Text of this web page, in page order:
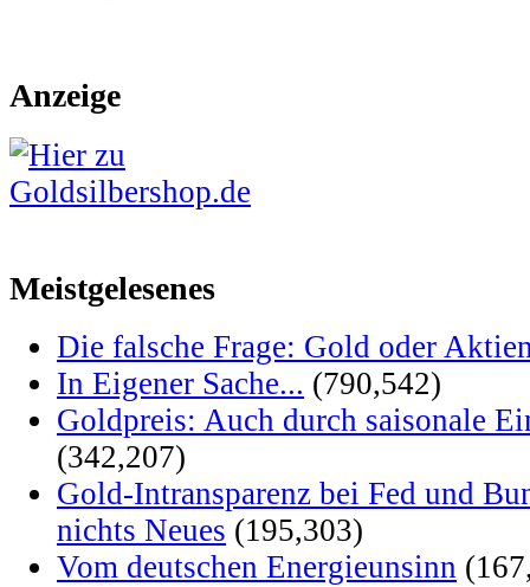
Anzeige
Meistgelesenes
Die falsche Frage: Gold oder
In Eigener Sache... (790,542)
Goldpreis: Auch durch saisonale
(342,207)
Gold-Intransparenz bei Fed und
nichts Neues (195,303)
Vom deutschen Energieunsinn